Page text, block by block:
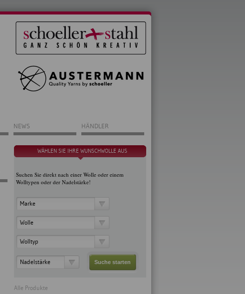
NEWS HÄNDLER
WÄHLEN SIE IHRE WUNSCHWOLLE AUS
Suchen Sie direkt nach einer Wolle oder einem
Wolltypen oder der Nadelstärke!
Marke
Wolle
Wolltyp
Nadelstärke
Alle Produkte